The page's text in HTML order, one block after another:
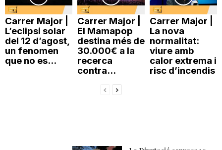
Carrer Major |
L’eclipsi solar
del 12 d’agost,
un fenomen
que no es...
Carrer Major |
El Mamapop
destina més de
30.000€ a la
recerca
contra...
Carrer Major |
La nova
normalitat:
viure amb
calor extrema i
risc d’incendis